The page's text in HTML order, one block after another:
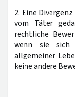
2. Eine
vom Täter
rechtliche
wenn sie sich
allgemeiner
keine andere